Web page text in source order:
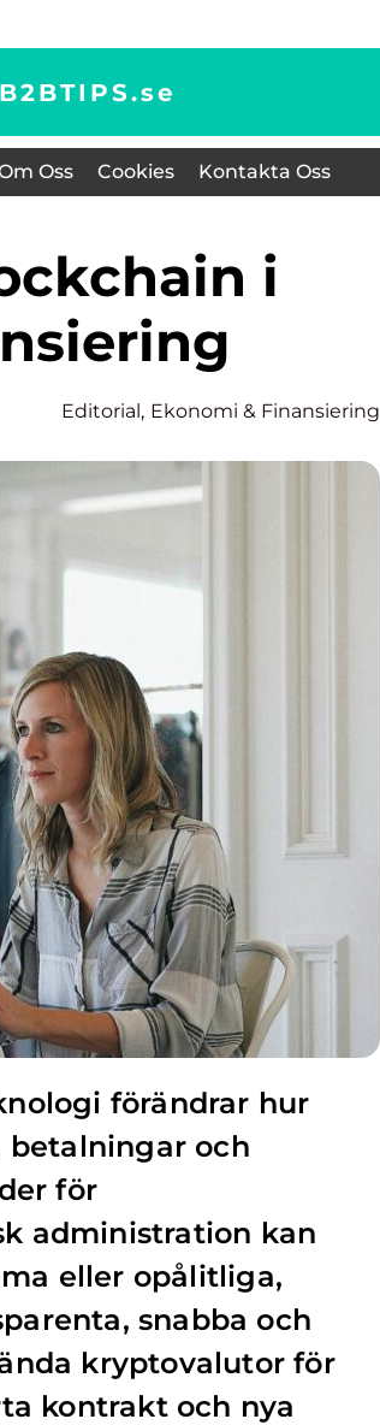
B2BTIPS.se
Oss Cookies Kontakta Oss
Editorial, Ekonomi & Finansiering
förändrar hur
betalningar och
för
administration kan
eller opålitliga,
snabba och
kryptovalutor för
kontrakt och nya